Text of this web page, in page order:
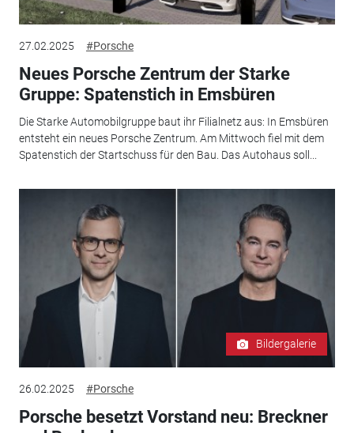
27.02.2025 #Porsche
Neues Porsche Zentrum der Starke
Gruppe: Spatenstich in Emsbüren
Die Starke Automobilgruppe baut ihr Filialnetz aus: In Emsbüren
entsteht ein neues Porsche Zentrum. Am Mittwoch fiel mit dem
Spatenstich der Startschuss für den Bau. Das Autohaus soll...
Bildergalerie
26.02.2025 #Porsche
Porsche besetzt Vorstand neu: Breckner